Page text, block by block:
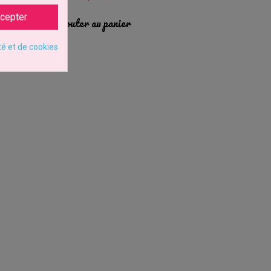
Ajouter au panier
et de cookies